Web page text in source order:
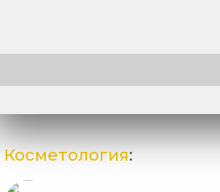
Косметология: